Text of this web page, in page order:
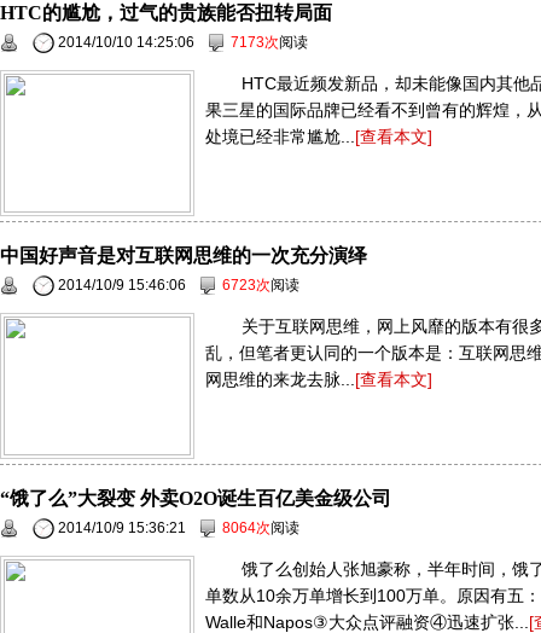
HTC的尴尬，过气的贵族能否扭转局面
2014/10/10 14:25:06 7173次阅读
HTC最近频发新品，却未能像国内其他
果三星的国际品牌已经看不到曾有的辉煌，
处境已经非常尴尬... [查看本文]
中国好声音是对互联网思维的一次充分演绎
2014/10/9 15:46:06 6723次阅读
关于互联网思维，网上风靡的版本有很
乱，但笔者更认同的一个版本是：互联网思
网思维的来龙去脉... [查看本文]
“饿了么”大裂变 外卖O2O诞生百亿美金级公司
2014/10/9 15:36:21 8064次阅读
饿了么创始人张旭豪称，半年时间，饿
单数从10余万单增长到100万单。原因有
Walle和Napos③大众点评融资④迅速扩张... [